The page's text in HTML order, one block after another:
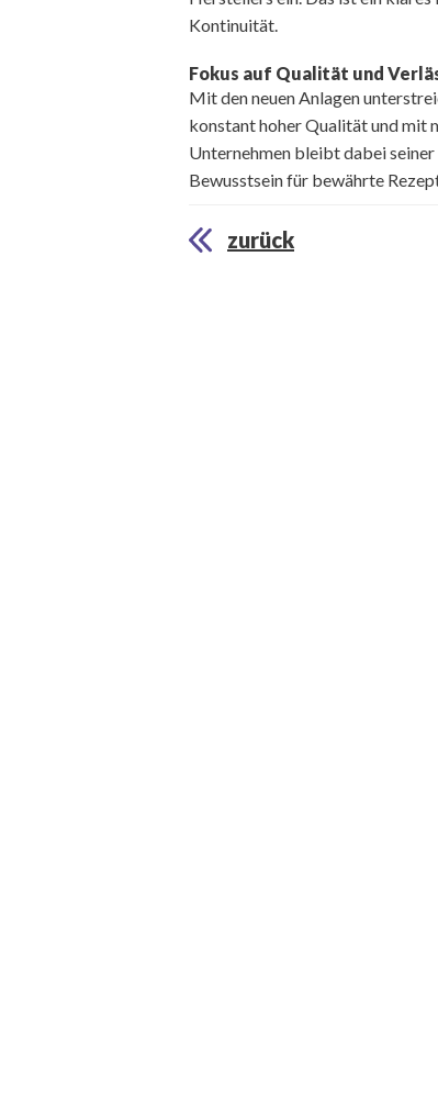
Kontinuität.
Fokus auf Qualität und
Mit den neuen Anlagen
konstant hoher Qualität und mit
Unternehmen bleibt dabei
Bewusstsein für bewährte
zurück